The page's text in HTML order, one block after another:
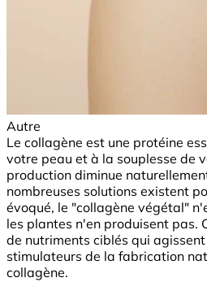
Autre
Le collagène est une protéine
votre peau et à la souplesse de
production diminue
nombreuses solutions existent
évoqué, le "collagène végétal"
les plantes n'en produisent pas.
de nutriments ciblés qui
stimulateurs de la fabrication
collagène.